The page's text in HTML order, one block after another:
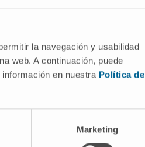
la navegación y usabilidad
web. A continuación, puede
en nuestra Política de
Marketing